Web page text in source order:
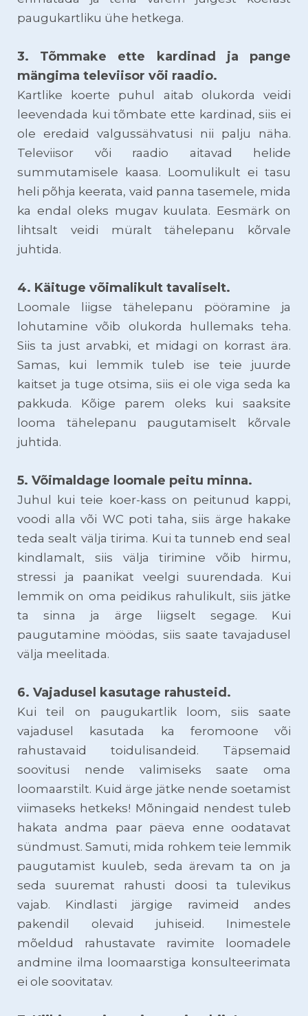
paugukartliku ühe hetkega.
3. Tõmmake ette kardinad ja pange
mängima televiisor või raadio.
Kartlike koerte puhul aitab olukorda veidi
leevendada kui tõmbate ette kardinad, siis ei
ole eredaid valgussähvatusi nii palju näha.
Televiisor või raadio aitavad helide
summutamisele kaasa. Loomulikult ei tasu
heli põhja keerata, vaid panna tasemele, mida
ka endal oleks mugav kuulata. Eesmärk on
lihtsalt veidi müralt tähelepanu kõrvale
juhtida.
4. Käituge võimalikult tavaliselt.
Loomale liigse tähelepanu pööramine ja
lohutamine võib olukorda hullemaks teha.
Siis ta just arvabki, et midagi on korrast ära.
Samas, kui lemmik tuleb ise teie juurde
kaitset ja tuge otsima, siis ei ole viga seda ka
pakkuda. Kõige parem oleks kui saaksite
looma tähelepanu paugutamiselt kõrvale
juhtida.
5. Võimaldage loomale peitu minna.
Juhul kui teie koer-kass on peitunud kappi,
voodi alla või WC poti taha, siis ärge hakake
teda sealt välja tirima. Kui ta tunneb end seal
kindlamalt, siis välja tirimine võib hirmu,
stressi ja paanikat veelgi suurendada. Kui
lemmik on oma peidikus rahulikult, siis jätke
ta sinna ja ärge liigselt segage. Kui
paugutamine möödas, siis saate tavajadusel
välja meelitada.
6. Vajadusel kasutage rahusteid.
Kui teil on paugukartlik loom, siis saate
vajadusel kasutada ka feromoone või
rahustavaid toidulisandeid. Täpsemaid
soovitusi nende valimiseks saate oma
loomaarstilt. Kuid ärge jätke nende soetamist
viimaseks hetkeks! Mõningaid nendest tuleb
hakata andma paar päeva enne oodatavat
sündmust. Samuti, mida rohkem teie lemmik
paugutamist kuuleb, seda ärevam ta on ja
seda suuremat rahusti doosi ta tulevikus
vajab. Kindlasti järgige ravimeid andes
pakendil olevaid juhiseid. Inimestele
mõeldud rahustavate ravimite loomadele
andmine ilma loomaarstiga konsulteerimata
ei ole soovitatav.